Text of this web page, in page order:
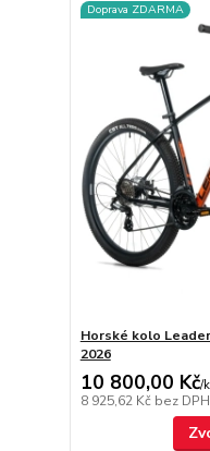
Doprava ZDARMA
Horské kolo
2026
10 800,00 Kč/
8 925,62 Kč bez DPH